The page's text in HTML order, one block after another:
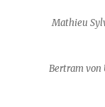
Mathieu
Bertram von